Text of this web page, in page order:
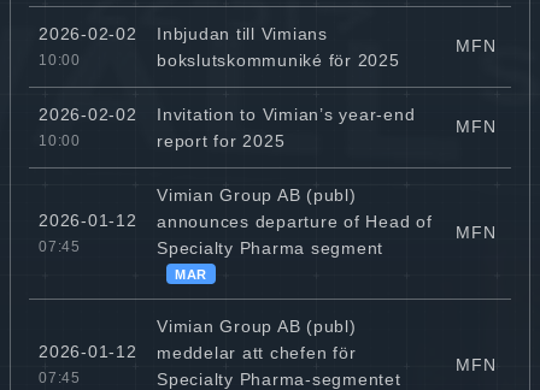
2026-02-02
10:00
Inbjudan till Vimians
bokslutskommuniké för 2025
MFN
2026-02-02
10:00
Invitation to Vimian’s year-end
report for 2025
MFN
2026-01-12
07:45
Vimian Group AB (publ)
announces departure of Head of
Specialty Pharma segment
MAR
MFN
2026-01-12
07:45
Vimian Group AB (publ)
meddelar att chefen för
Specialty Pharma-segmentet
MFN